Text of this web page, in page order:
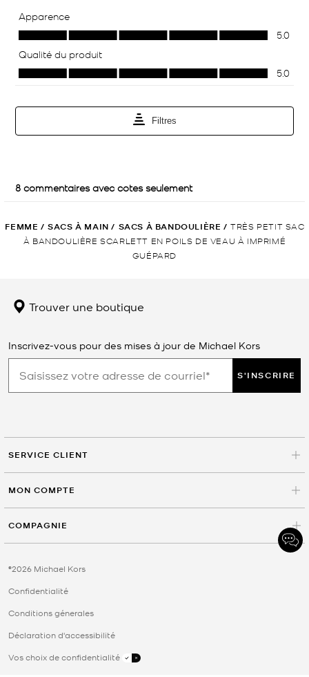
FEMME / SACS À MAIN / SACS À BANDOULIÈRE / TRÈS PETIT SAC
À BANDOULIÈRE SCARLETT EN POILS DE VEAU À IMPRIMÉ
GUÉPARD
Trouver une boutique
Inscrivez-vous pour des mises à jour de Michael Kors
S'INSCRIRE
SERVICE CLIENT
MON COMPTE
COMPAGNIE
©2026 Michael Kors
Confidentialité
Conditions génerales
Déclaration d'accessibilité
Vos choix de confidentialité